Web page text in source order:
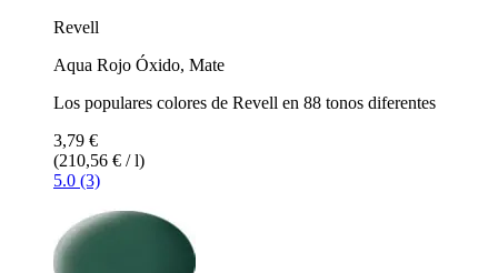
Revell
Aqua Rojo Óxido, Mate
Los populares colores de Revell en 88 tonos diferentes
3,79 €
(210,56 € / l)
5.0 (3)